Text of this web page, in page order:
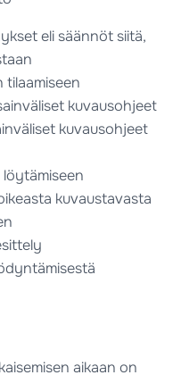
eli säännöt siitä,
kuvausohjeet
kuvausohjeet
kuvaustavasta
aikaan on